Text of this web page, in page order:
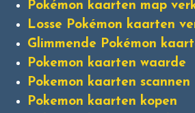
Pokémon kaarten map
Losse Pokémon kaarten
Glimmende Pokémon
Pokemon kaarten waarde
Pokemon kaarten scannen
Pokemon kaarten kopen